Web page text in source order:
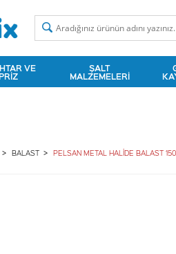
VE
PRIZ
ŞALT
MALZEMELERI
BALAST PELSAN METAL HALİDE BALAST